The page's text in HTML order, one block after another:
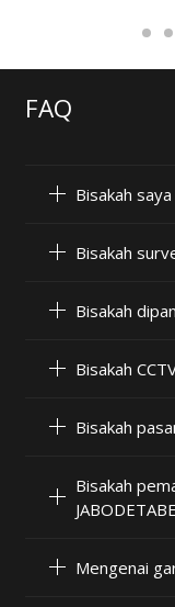
FAQ
Bisakah
Bisakah
Bisakah
Bisakah
Bisakah
Bisakah
Mengenai